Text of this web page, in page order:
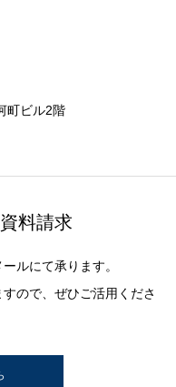
町ビル2階
料請求
ルにて承ります。
ので、ぜひご活用くださ